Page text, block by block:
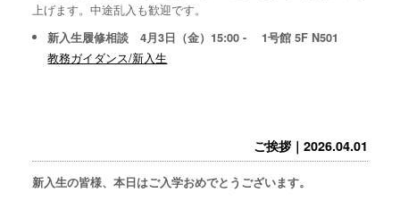
上げます。中途乱入も歓迎です。
新入生履修相談 4月3日（金）15:00 - 1号館 5F N501
教務ガイダンス/新入生
ご挨拶｜2026.04.01
新入生の皆様、本日はご入学おめでとうございます。